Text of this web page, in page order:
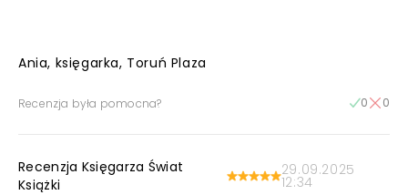
Ania, księgarka, Toruń Plaza
Recenzja była pomocna? 0 0
Recenzja Księgarza Świat
Książki
29.09.2025
12:34